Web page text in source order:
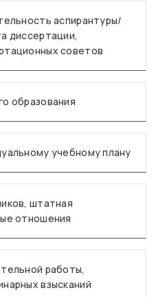
аспирантуры/
диссертации,
советов
образования
учебному плану
штатная
отношения
работы,
взысканий